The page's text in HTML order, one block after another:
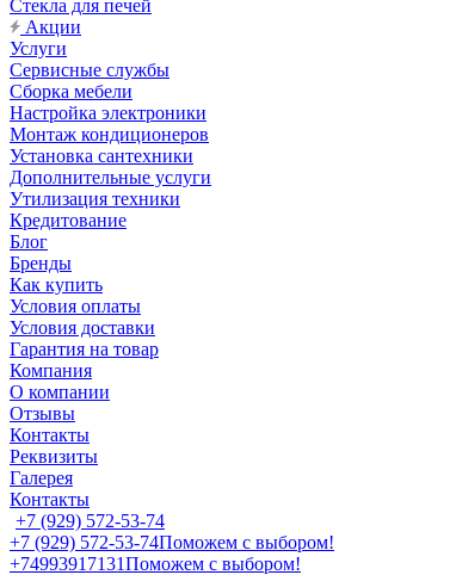
Стекла для печей
Акции
Услуги
Сервисные службы
Сборка мебели
Настройка электроники
Монтаж кондиционеров
Установка сантехники
Дополнительные услуги
Утилизация техники
Кредитование
Блог
Бренды
Как купить
Условия оплаты
Условия доставки
Гарантия на товар
Компания
О компании
Отзывы
Контакты
Реквизиты
Галерея
Контакты
+7 (929) 572-53-74
+7 (929) 572-53-74Поможем с выбором!
+74993917131Поможем с выбором!